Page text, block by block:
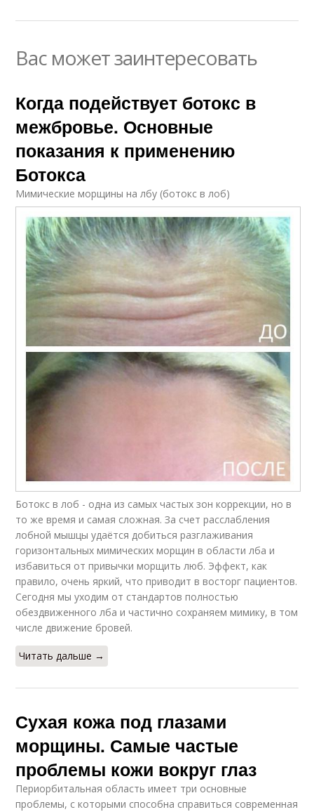
Вас может заинтересовать
Когда подействует ботокс в
межбровье. Основные
показания к применению
Ботокса
Мимические морщины на лбу (ботокс в лоб)
Ботокс в лоб - одна из самых частых зон коррекции, но в
то же время и самая сложная. За счет расслабления
лобной мышцы удаётся добиться разглаживания
горизонтальных мимических морщин в области лба и
избавиться от привычки морщить люб. Эффект, как
правило, очень яркий, что приводит в восторг пациентов.
Сегодня мы уходим от стандартов полностью
обездвиженного лба и частично сохраняем мимику, в том
числе движение бровей.
Читать дальше →
Сухая кожа под глазами
морщины. Самые частые
проблемы кожи вокруг глаз
Периорбитальная область имеет три основные
проблемы, с которыми способна справиться современная